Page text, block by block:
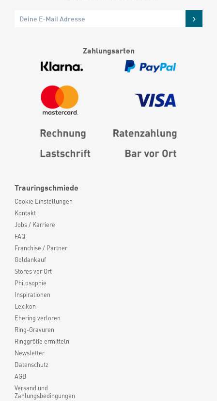
Trauringschmiede
Cookie Einstellungen
Kontakt
Jobs / Karriere
FAQ
Franchise / Partner
Goldankauf
Stores vor Ort
Philosophie
Inspirationen
Lexikon
Ehering verloren
Ring-Gravuren
Ringgröße ermitteln
Newsletter
Datenschutz
AGB
Versand und
Zahlungsbedingungen
Zahlungsarten